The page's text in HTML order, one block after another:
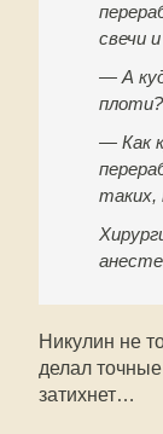
свечи
— А
плоти?
— Как
таких,
Никулин не
делал
затихнет…